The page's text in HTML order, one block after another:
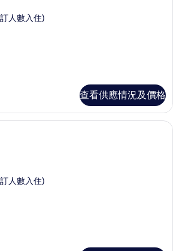
人數入住)
查看供應情況及價格
行政開放式客房 | 防敏寢具、房內夾
人數入住)